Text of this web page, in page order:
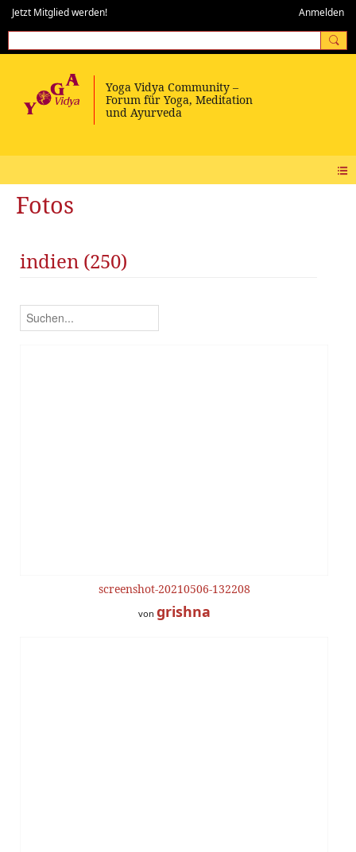
Jetzt Mitglied werden! Anmelden
Fotos
indien (250)
screenshot-20210506-132208
von grishna